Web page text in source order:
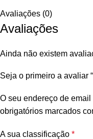
Avaliações (0)
Avaliações
Ainda não existem
Seja o primeiro a avaliar
O seu endereço de
obrigatórios marcados
A sua classificação *